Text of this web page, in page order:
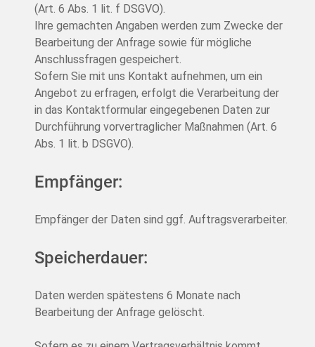
(Art. 6 Abs. 1 lit. f DSGVO).
Ihre gemachten Angaben werden zum Zwecke der
Bearbeitung der Anfrage sowie für mögliche
Anschlussfragen gespeichert.
Sofern Sie mit uns Kontakt aufnehmen, um ein
Angebot zu erfragen, erfolgt die Verarbeitung der
in das Kontaktformular eingegebenen Daten zur
Durchführung vorvertraglicher Maßnahmen (Art. 6
Abs. 1 lit. b DSGVO).
Empfänger:
Empfänger der Daten sind ggf. Auftragsverarbeiter.
Speicherdauer:
Daten werden spätestens 6 Monate nach
Bearbeitung der Anfrage gelöscht.